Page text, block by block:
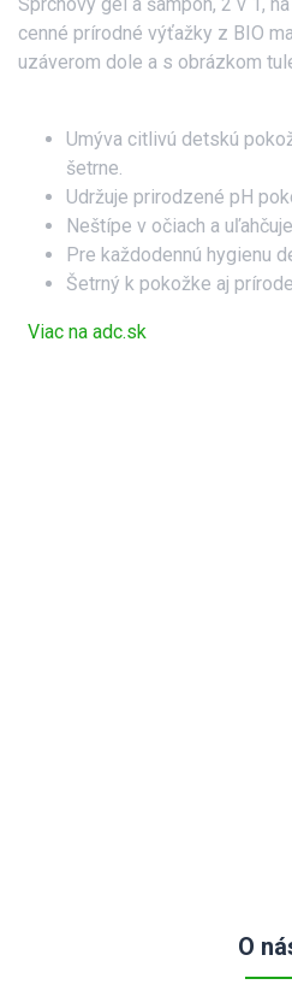
cenné prírodné výťažky z BIO
uzáverom dole a s obrázkom
Umýva citlivú detskú
šetrne.
Udržuje prirodzené pH
Neštípe v očiach a
Pre každodennú hygienu
Šetrný k pokožke aj
Viac na adc.sk
O